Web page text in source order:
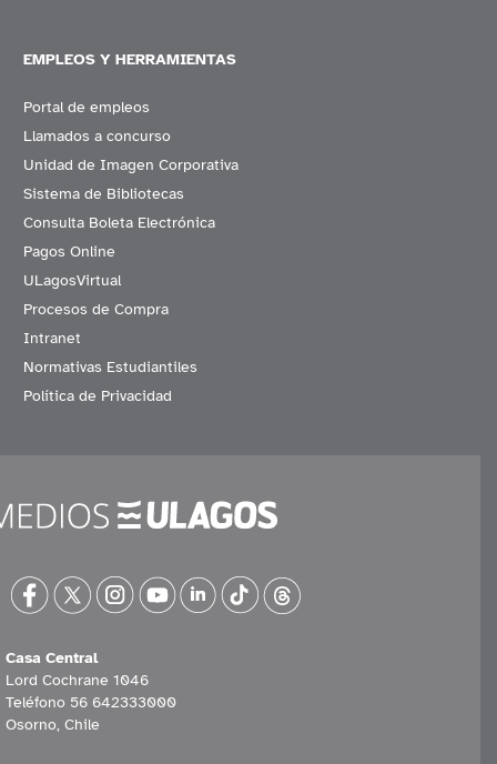
EMPLEOS Y HERRAMIENTAS
Portal de empleos
Llamados a concurso
Unidad de Imagen Corporativa
Sistema de Bibliotecas
Consulta Boleta Electrónica
Pagos Online
ULagosVirtual
Procesos de Compra
Intranet
Normativas Estudiantiles
Política de Privacidad
Casa Central
Lord Cochrane 1046
Teléfono 56 642333000
Osorno, Chile